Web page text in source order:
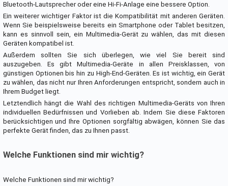
Bluetooth-Lautsprecher oder eine Hi-Fi-Anlage eine bessere Option.
Ein weiterer wichtiger Faktor ist die Kompatibilität mit anderen Geräten.
Wenn Sie beispielsweise bereits ein Smartphone oder Tablet besitzen,
kann es sinnvoll sein, ein Multimedia-Gerät zu wählen, das mit diesen
Geräten kompatibel ist.
Außerdem sollten Sie sich überlegen, wie viel Sie bereit sind
auszugeben. Es gibt Multimedia-Geräte in allen Preisklassen, von
günstigen Optionen bis hin zu High-End-Geräten. Es ist wichtig, ein Gerät
zu wählen, das nicht nur Ihren Anforderungen entspricht, sondern auch in
Ihrem Budget liegt.
Letztendlich hängt die Wahl des richtigen Multimedia-Geräts von Ihren
individuellen Bedürfnissen und Vorlieben ab. Indem Sie diese Faktoren
berücksichtigen und Ihre Optionen sorgfältig abwägen, können Sie das
perfekte Gerät finden, das zu Ihnen passt.
Welche Funktionen sind mir wichtig?
Welche Funktionen sind mir wichtig?